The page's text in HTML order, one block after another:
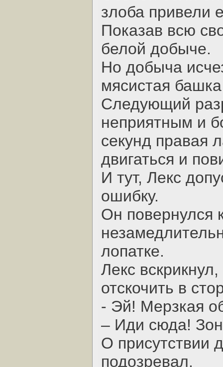
злоба привели
Показав всю
белой добыче.
Но добыча
мясистая
Следующий
неприятным и
секунд правая
двигаться и
И тут, Лекс
ошибку.
Он повернулся
лопатке.
Лекс
отскочить в
- Эй! Мерзкая
– Иди сюда!
О присутствии
подозревал.